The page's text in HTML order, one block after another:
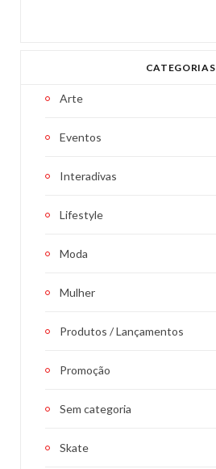
CATEGORIAS
Arte
Eventos
Interadivas
Lifestyle
Moda
Mulher
Produtos / Lançamentos
Promoção
Sem categoria
Skate